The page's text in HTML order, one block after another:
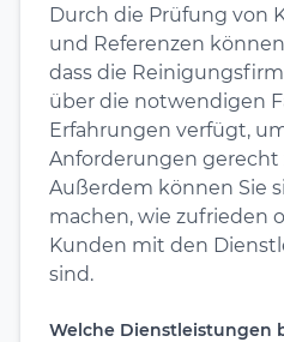
Durch die Prüfung von
und Referenzen
dass die
über die notwendigen
Erfahrungen verfügt,
Anforderungen gerecht
Außerdem können Sie
machen, wie zufrieden
Kunden mit den
sind.
Welche Dienstleistungen